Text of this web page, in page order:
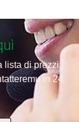
lista di prezzi,
in 24